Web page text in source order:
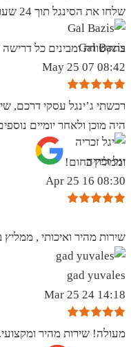
בתקשורת ומבינים כל דרישה
Gal Bazis
08:42 07 May 25
רכשתי ג’ינגל עסקי דרכם,
היה מוכן ולאחר יומיים
וממליץ בחום!
יגל זכריה
08:30 16 Apr 25
שירות מהיר ואיכותי ,
gad yuvales
14:18 24 Mar 25
מעולה! שירות מהיר